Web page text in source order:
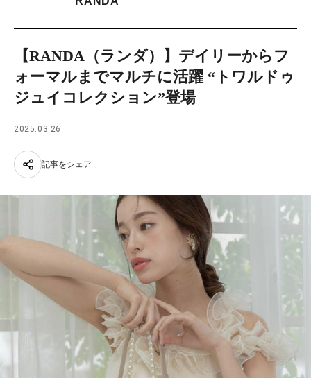
JP
【RANDA（ランダ）】デイリーからフ
ォーマルまでマルチに活躍 “トワルドゥ
ジュイコレクション”登場
2025.03.26
記事をシェア